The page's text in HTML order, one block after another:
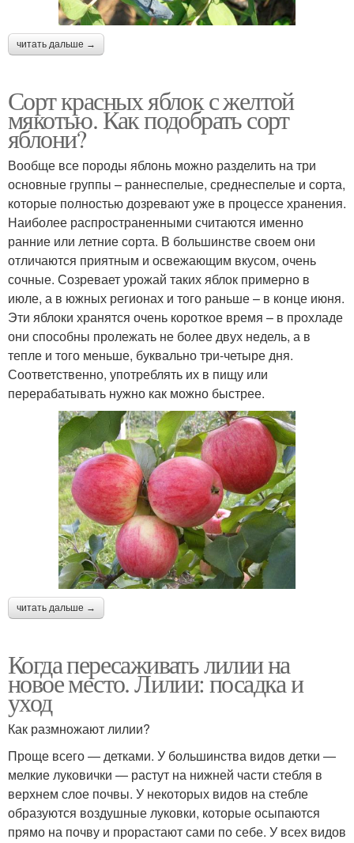
читать дальше →
Сорт красных яблок с желтой
мякотью. Как подобрать сорт
яблони?
Вообще все породы яблонь можно разделить на три
основные группы – раннеспелые, среднеспелые и сорта,
которые полностью дозревают уже в процессе хранения.
Наиболее распространенными считаются именно
ранние или летние сорта. В большинстве своем они
отличаются приятным и освежающим вкусом, очень
сочные. Созревает урожай таких яблок примерно в
июле, а в южных регионах и того раньше – в конце июня.
Эти яблоки хранятся очень короткое время – в прохладе
они способны пролежать не более двух недель, а в
тепле и того меньше, буквально три-четыре дня.
Соответственно, употреблять их в пищу или
перерабатывать нужно как можно быстрее.
читать дальше →
Когда пересаживать лилии на
новое место. Лилии: посадка и
уход
Как размножают лилии?
Проще всего — детками. У большинства видов детки —
мелкие луковички — растут на нижней части стебля в
верхнем слое почвы. У некоторых видов на стебле
образуются воздушные луковки, которые осыпаются
прямо на почву и прорастают сами по себе. У всех видов